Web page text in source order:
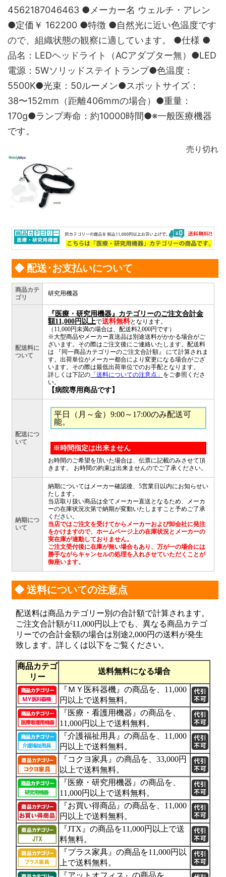
4562187046463 ●メーカー名 ウェルチ・アレン
●定価￥ 162200 ●特徴 ●自然光に近い色温度です
ので、組織状態の観察に適しています。 ●仕様 ●
品名：LEDヘッドライト（ACアダプター無）●LED
電源：5Wソリッドステイトランプ●色温度：
5500K●光束：50ルーメン●スポットサイズ：
38〜152mm（距離406mmの場合）●重量：
170g●ランプ寿命：約10000時間●※一般医療機器
です。
売り切れ